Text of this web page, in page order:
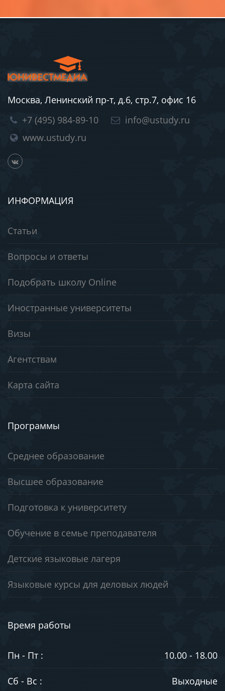
Москва, Ленинский пр-т, д.6, стр.7, офис 16
+7 (495) 984-89-10
info@ustudy.ru
www.ustudy.ru
ИНФОРМАЦИЯ
Статьи
Вопросы и ответы
Подобрать школу Online
Иностранные университеты
Визы
Агентствам
Карта сайта
Программы
Среднее образование
Высшее образование
Подготовка к университету
Обучение в семье преподавателя
Детские языковые лагеря
Языковые курсы для деловых людей
Время работы
Пн - Пт : 10.00 - 18.00
Сб - Вс : Выходные